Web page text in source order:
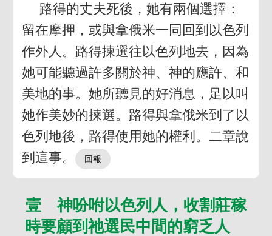
路得的丈夫死後，她有兩個選擇：
留在摩押，或與拿俄米一同回到以色列
作外人。路得揀選往以色列地去，因為
她可能聽過許多關於神、神的應許、和
美地的事。她所聽見的好消息，足以叫
她作美妙的揀選。路得與拿俄米到了以
色列地後，路得使用她的權利。二章說
到這事。
壹 神吩咐以色列人，收割莊稼
時要顧到祂選民中間的窮乏人